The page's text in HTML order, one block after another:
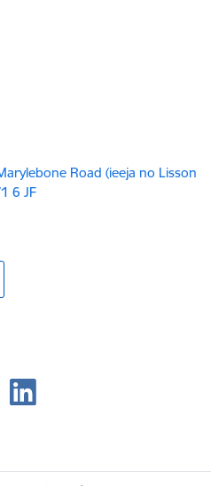
Road (ieeja no Lisson
6 JF